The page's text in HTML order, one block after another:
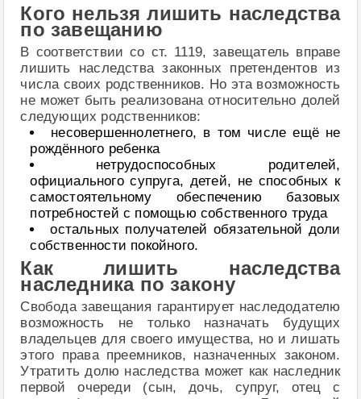
Кого нельзя лишить наследства
по завещанию
В соответствии со ст. 1119, завещатель вправе
лишить наследства законных претендентов из
числа своих родственников. Но эта возможность
не может быть реализована относительно долей
следующих родственников:
несовершеннолетнего, в том числе ещё не
рождённого ребенка
нетрудоспособных родителей,
официального супруга, детей, не способных к
самостоятельному обеспечению базовых
потребностей с помощью собственного труда
остальных получателей обязательной доли
собственности покойного.
Как лишить наследства
наследника по закону
Свобода завещания гарантирует наследодателю
возможность не только назначать будущих
владельцев для своего имущества, но и лишать
этого права преемников, назначенных законом.
Утратить долю наследства может как наследник
первой очереди (сын, дочь, супруг, отец с